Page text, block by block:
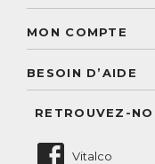
Découvrez le
Paiement sécurisé
Conseils
Conseil personnalisé
MON COMPTE
BESOIN D’AIDE
RETROUVEZ-
Vitalco